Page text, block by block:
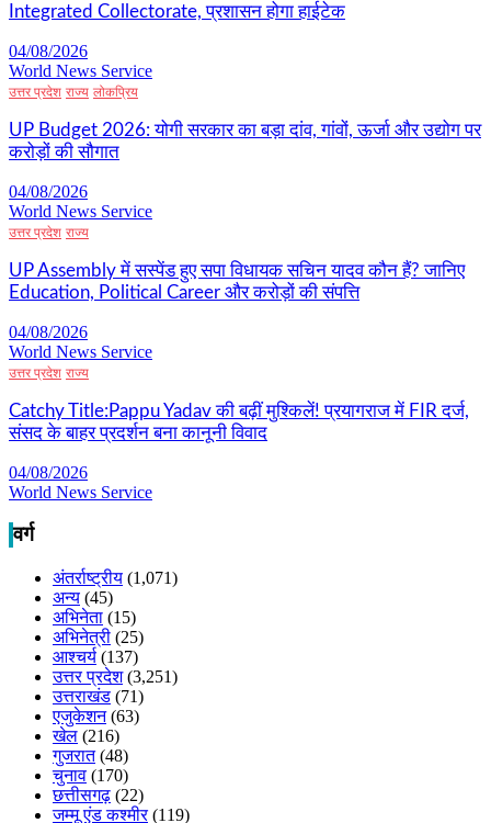
Integrated Collectorate, प्रशासन होगा हाईटेक
04/08/2026
World News Service
उत्तर प्रदेश राज्य लोकप्रिय
UP Budget 2026: योगी सरकार का बड़ा दांव, गांवों, ऊर्जा और उद्योग पर
करोड़ों की सौगात
04/08/2026
World News Service
उत्तर प्रदेश राज्य
UP Assembly में सस्पेंड हुए सपा विधायक सचिन यादव कौन हैं? जानिए
Education, Political Career और करोड़ों की संपत्ति
04/08/2026
World News Service
उत्तर प्रदेश राज्य
Catchy Title:Pappu Yadav की बढ़ीं मुश्किलें! प्रयागराज में FIR दर्ज,
संसद के बाहर प्रदर्शन बना कानूनी विवाद
04/08/2026
World News Service
वर्ग
अंतर्राष्ट्रीय (1,071)
अन्य (45)
अभिनेता (15)
अभिनेत्री (25)
आश्चर्य (137)
उत्तर प्रदेश(3,251)
उत्तराखंड (71)
एजुकेशन(63)
खेल (216)
गुजरात(48)
चुनाव (170)
छत्तीसगढ़ (22)
जम्मू एंड कश्मीर(119)